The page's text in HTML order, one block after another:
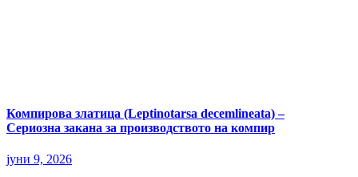
Компирова златица (Leptinotarsa decemlineata) –
Сериозна закана за производството на компир
јуни 9, 2026